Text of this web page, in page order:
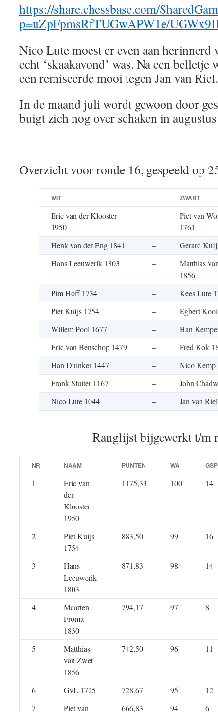
https://share.chessbase.com/
p=uZpFpmsRfTUGwAPW1e/
Nico Lute moest er even aan herinnerd
echt ‘skaakavond’ was. Na een
een remiseerde mooi tegen Jan van Riel.
In de maand juli wordt gewoon door
buigt zich nog over schaken in
Overzicht voor ronde 16, gespeeld op
WIT ZWART
Eric van der Klooster
1950
–
Piet van
1761
Henk van der Eng 1841
–
Gerard
Hans Leeuwerik 1803
–
Matthias
1856
Pim Hoff 1734
–
Kees Lute
Piet Kuijs 1754
–
Egbert
Willem Pool 1677
–
Han
Eric van Benschop 1479
–
Fred Kok
Han Duinker 1447
–
Nico Kemp
Frank Sluiter 1167
–
John
Nico Lute 1044
– Jan van
Ranglijst bijgewerkt t/m
NR NAAM PUNTEN WA GSP
1
Eric van
der
Klooster
1950
1175,33 100 14
2
Piet Kuijs
1754
883,50 99 16
3
Hans
Leeuwerik
1803
871,83 98 14
4
Maarten
Froma
1830
794,17 97 8
5
Matthias
van Zwet
1856
742,50 96 11
6 GvL 1725 728,67 95
12
7
Piet van
666,83 94 6